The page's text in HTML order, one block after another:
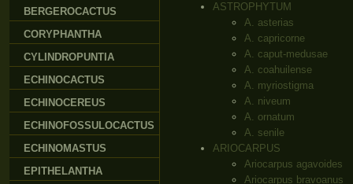
ASTROPHYTUM
A. asterias
A. capricorne
A. caput-medusae
A. coahuilense
A. myriostigma
A. niveum
A. ornatum
A. senile
ARIOCARPUS
Ariocarpus agavoides
Ariocarpus bravoanus
BERGEROCACTUS
CORYPHANTHA
CYLINDROPUNTIA
ECHINOCACTUS
ECHINOCEREUS
ECHINOFOSSULOCACTUS
ECHINOMASTUS
EPITHELANTHA